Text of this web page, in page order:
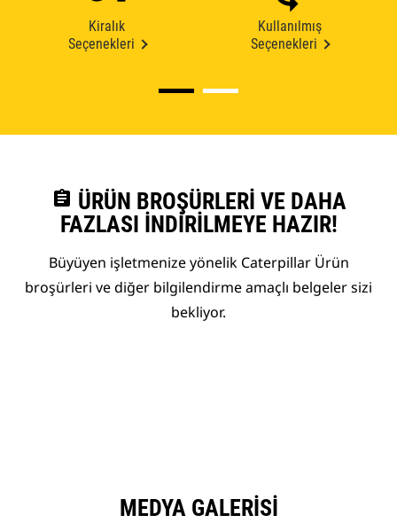
Kiralık
Seçenekleri
Kullanılmış
Seçenekleri
assignment ÜRÜN BROŞÜRLERI VE DAHA
FAZLASI İNDIRILMEYE HAZIR!
Büyüyen işletmenize yönelik Caterpillar Ürün
broşürleri ve diğer bilgilendirme amaçlı belgeler sizi
bekliyor.
MEDYA GALERISI